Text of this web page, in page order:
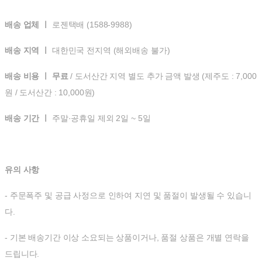
배송 업체 ㅣ 로젠택배 (1588-9988)
배송 지역 ㅣ 대한민국 전지역 (해외배송 불가)
배송 비용 ㅣ 무료 / 도서산간 지역 별도 추가 금액 발생 (제주도 : 7,000
원 / 도서산간 : 10,000원)
배송 기간 ㅣ 주말·공휴일 제외 2일 ~ 5일
유의 사항
- 주문폭주 및 공급 사정으로 인하여 지연 및 품절이 발생될 수 있습니
다.
- 기본 배송기간 이상 소요되는 상품이거나, 품절 상품은 개별 연락을
드립니다.